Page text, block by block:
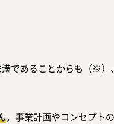
であることからも（※）、
。事業計画やコンセプト